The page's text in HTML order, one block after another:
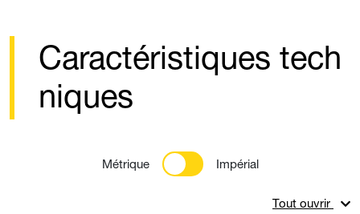
Caractéristiques tech
niques
Métrique Impérial
Tout ouvrir